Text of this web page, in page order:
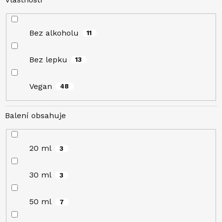
Bez alkoholu 11
Bez lepku 13
Vegan 48
Balení obsahuje
20 ml 3
30 ml 3
50 ml 7